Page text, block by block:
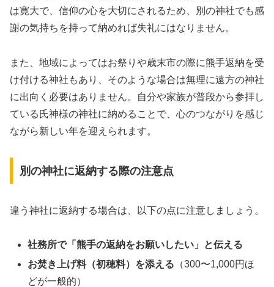
は寛大で、信仰の心を大切にされるため、別の神社でも感
謝の気持ちを持って納めれば失礼にはなりません。
また、地域によってはお祭りや歳末市の際に熊手返納を受
け付ける神社もあり、そのような場合は無理に遠方の神社
に出向く必要はありません。自分や家族が普段から参拝し
ている氏神様の神社に納めることで、心のつながりを感じ
ながら新しい年を迎えられます。
別の神社に返納する際の注意点
違う神社に返納する場合は、以下の点に注意しましょう。
社務所で「熊手の返納をお願いしたい」と伝える
お焚き上げ料（初穂料）を添える （300〜1,000円ほ
どが一般的）